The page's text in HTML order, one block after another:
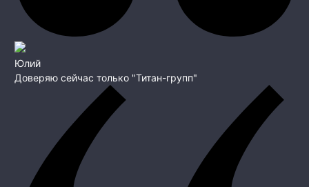
Юлий
Доверяю сейчас только "Титан-групп"